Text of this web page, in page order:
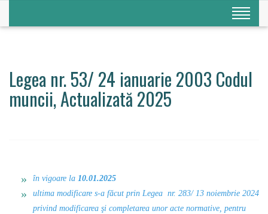
Legea nr. 53/ 24 ianuarie 2003 Codul
muncii, Actualizată 2025
în vigoare la 10.01.2025
ultima modificare s-a făcut prin Legea nr. 283/ 13 noiembrie 2024
privind modificarea şi completarea unor acte normative, pentru